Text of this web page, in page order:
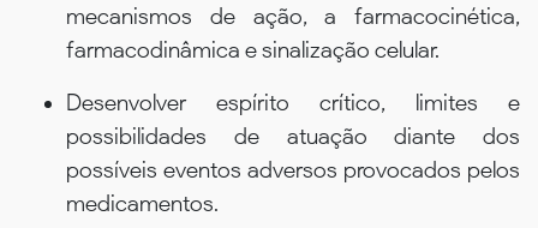
mecanismos de ação, a farmacocinética,
farmacodinâmica e sinalização celular.
Desenvolver espírito crítico, limites e
possibilidades de atuação diante dos
possíveis eventos adversos provocados pelos
medicamentos.